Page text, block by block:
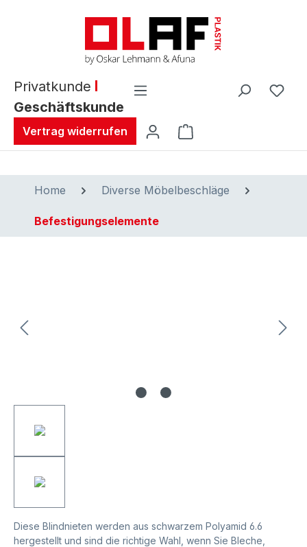
Privatkunde
Geschäftskunde
Vertrag widerrufen Warenkorb enthält
Home Diverse Möbelbeschläge
Befestigungselemente
Diese Blindnieten werden aus schwarzem Polyamid 6.6
hergestellt und sind die richtige Wahl, wenn Sie Bleche,